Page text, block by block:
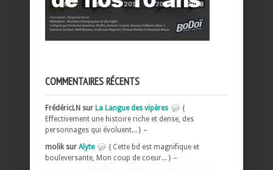
COMMENTAIRES RÉCENTS
FrédéricLN sur La Langue des vipères
{
Effectivement une histoire riche et dense, des
personnages qui évoluent... } –
molik sur Alyte
{ Cette bd est magnifique et
bouleversante, Mon coup de coeur... } –